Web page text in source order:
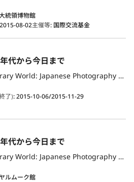
統領博物館
08-02主催等: 国際交流基金
代から今日まで
Gazing at the Contemporary World: Japanese Photography from the 1970s to the Present
了):2015-10-06/2015-11-29
代から今日まで
Gazing at the Contemporary World: Japanese Photography from the 1970s to the Present
ルムーク館